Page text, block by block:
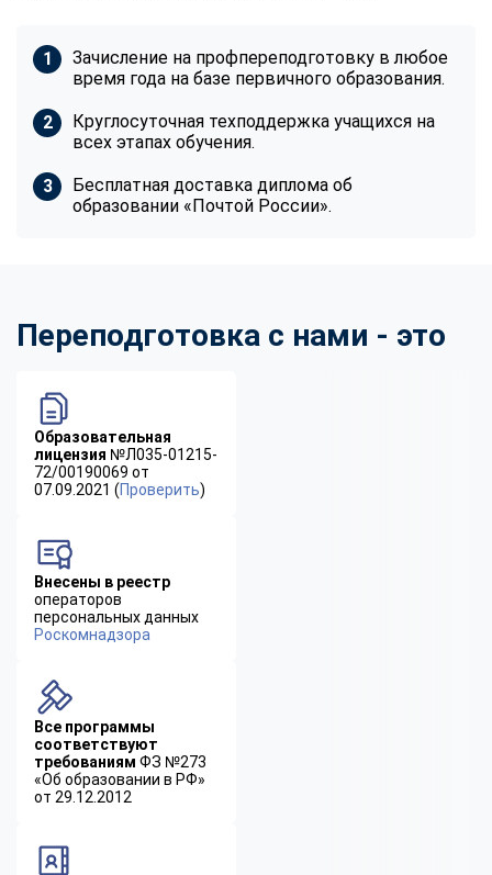
Зачисление на профпереподготовку в любое
время года на базе первичного образования.
Круглосуточная техподдержка учащихся на
всех этапах обучения.
Бесплатная доставка диплома об
образовании «Почтой России».
Переподготовка с нами - это
Образовательная
лицензия №Л035-01215-
72/00190069 от
07.09.2021 (Проверить)
Внесены в реестр
операторов
персональных данных
Роскомнадзора
Все программы
соответствуют
требованиям ФЗ №273
«Об образовании в РФ»
от 29.12.2012